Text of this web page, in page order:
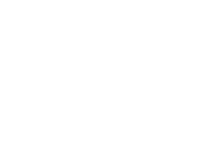
蒙羞，张謇虽高中状元，却渴望寻求强
）因被抱错而受尽养父虐待，少年出逃时被任素素（王楚然 饰）所
槃重生，借私生女桑落的身份入住程家
朝有史以来个以女子进士科三元及第入翰林院的奇女子。十年前的